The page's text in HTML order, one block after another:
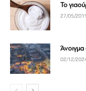
Το
27/05/
Άνοιγμα
02/12/